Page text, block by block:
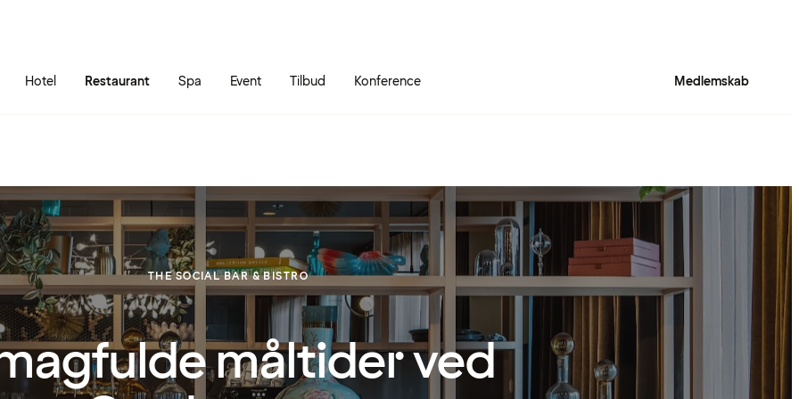
Hotel Restaurant Spa Event Tilbud Konference Medlemskab
THE SOCIAL BAR & BISTRO
måltider ved